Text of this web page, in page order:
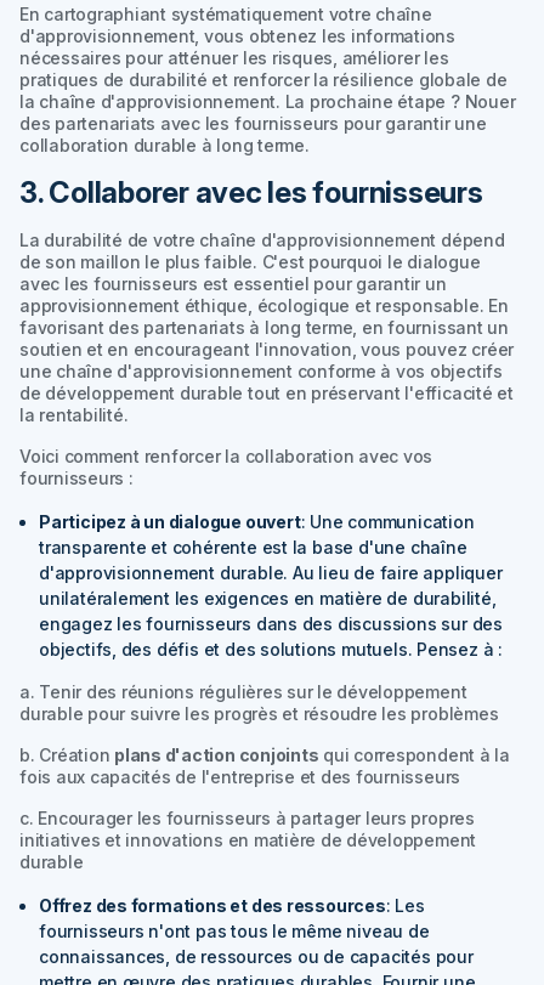
En cartographiant systématiquement votre chaîne
d'approvisionnement, vous obtenez les informations
nécessaires pour atténuer les risques, améliorer les
pratiques de durabilité et renforcer la résilience globale de
la chaîne d'approvisionnement. La prochaine étape ? Nouer
des partenariats avec les fournisseurs pour garantir une
collaboration durable à long terme.
3. Collaborer avec les fournisseurs
La durabilité de votre chaîne d'approvisionnement dépend
de son maillon le plus faible. C'est pourquoi le dialogue
avec les fournisseurs est essentiel pour garantir un
approvisionnement éthique, écologique et responsable. En
favorisant des partenariats à long terme, en fournissant un
soutien et en encourageant l'innovation, vous pouvez créer
une chaîne d'approvisionnement conforme à vos objectifs
de développement durable tout en préservant l'efficacité et
la rentabilité.
Voici comment renforcer la collaboration avec vos
fournisseurs :
Participez à un dialogue ouvert: Une communication
transparente et cohérente est la base d'une chaîne
d'approvisionnement durable. Au lieu de faire appliquer
unilatéralement les exigences en matière de durabilité,
engagez les fournisseurs dans des discussions sur des
objectifs, des défis et des solutions mutuels. Pensez à :
a. Tenir des réunions régulières sur le développement
durable pour suivre les progrès et résoudre les problèmes
b. Création plans d'action conjoints qui correspondent à la
fois aux capacités de l'entreprise et des fournisseurs
c. Encourager les fournisseurs à partager leurs propres
initiatives et innovations en matière de développement
durable
Offrez des formations et des ressources: Les
fournisseurs n'ont pas tous le même niveau de
connaissances, de ressources ou de capacités pour